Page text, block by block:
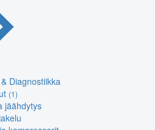
Diagnostiikka
(1)
jäähdytys